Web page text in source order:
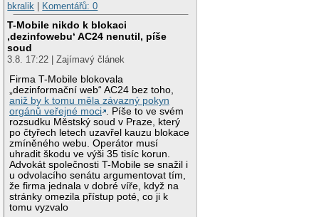
bkralik
Komentářů: 0
T-Mobile nikdo k blokaci
‚dezinfowebu‘ AC24 nenutil, píše
soud
3.8. 17:22 | Zajímavý článek
Firma T-Mobile blokovala
„dezinformační web“ AC24 bez toho,
aniž by k tomu měla závazný pokyn
orgánů veřejné moci . Píše to ve svém
rozsudku Městský soud v Praze, který
po čtyřech letech uzavřel kauzu blokace
zmíněného webu. Operátor musí
uhradit škodu ve výši 35 tisíc korun.
Advokát společnosti T-Mobile se snažil i
u odvolacího senátu argumentovat tím,
že firma jednala v dobré víře, když na
stránky omezila přístup poté, co ji k
tomu vyzvalo